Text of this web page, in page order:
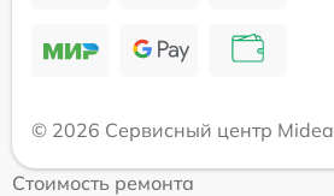
© 2026 Сервисный центр Midea
Стоимость ремонта